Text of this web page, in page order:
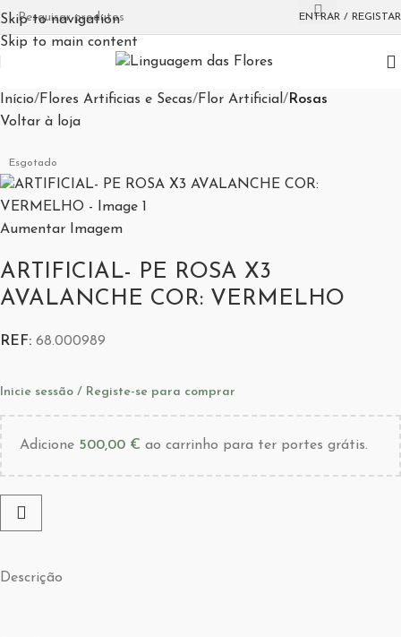
Skip to navigation
Skip to main content
ENTRAR / REGISTAR
Início Flores Artificias e Secas Flor Artificial
Rosas
Voltar à loja
Esgotado
Aumentar Imagem
ARTIFICIAL- PE ROSA X3
AVALANCHE COR: VERMELHO
REF: 68.000989
Inicie sessão / Registe-se para comprar
Adicione 500,00 € ao carrinho para ter portes grátis.
Descrição